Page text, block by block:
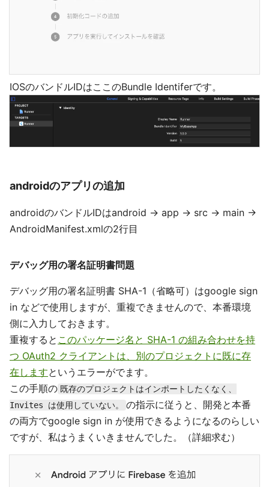
IOSのバンドルIDはここのBundle Identiferです。
androidのアプリの追加
androidのバンドルIDはandroid -> app -> src -> main ->
AndroidManifest.xmlの2行目
デバッグ用の署名証明書問題
デバッグ用の署名証明書 SHA-1（省略可）はgoogle sign
in などで使用しますが、重複できませんので、本番環境
側に入力しておきます。
重複すると このパッケージ名と SHA-1 の組み合わせを持
つ OAuth2 クライアントは、別のプロジェクトに既に存
在しますというエラーがでます。
この手順の 既存のプロジェクトはインポートしたくなく、
Invites は使用していない。
の指示に従うと、開発と本番
の両方でgoogle sign in が使用できるようになるのらしい
ですが、私はうまくいきませんでした。（詳細求む）